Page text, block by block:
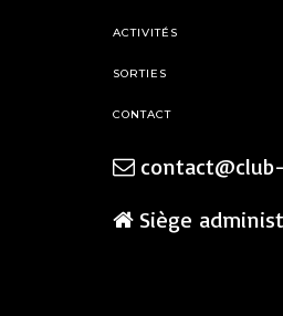
ACTIVITÉS
SORTIES
CONTACT
Siège